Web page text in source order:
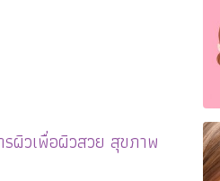
าทีแล้วผิวแดงหรือไหม้
รผิวเพื่อผิวสวย สุขภาพ